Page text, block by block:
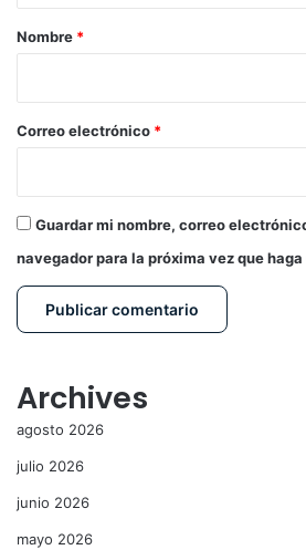
r
*
Nombre *
Correo electrónico *
Guardar mi nombre, correo
navegador para la próxima vez que
Archives
agosto 2026
julio 2026
junio 2026
mayo 2026